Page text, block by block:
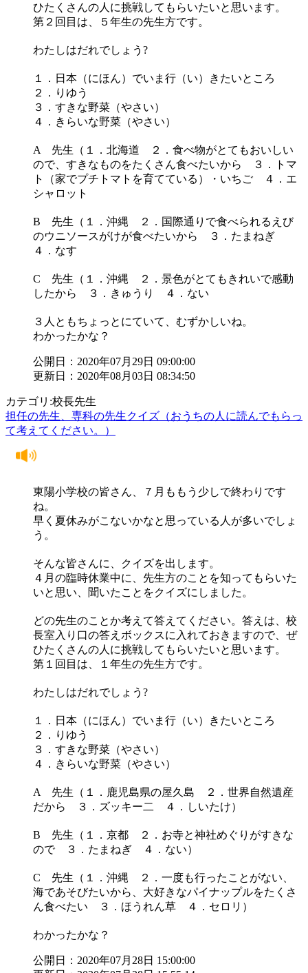
ひたくさんの人に挑戦してもらいたいと思います。
第２回目は、５年生の先生方です。
わたしはだれでしょう?
１．日本（にほん）でいま行（い）きたいところ
２．りゆう
３．すきな野菜（やさい）
４．きらいな野菜（やさい）
A 先生（１．北海道 ２．食べ物がとてもおいしい
ので、すきなものをたくさん食べたいから ３．トマ
ト（家でプチトマトを育てている）・いちご ４．エ
シャロット
B 先生（１．沖縄 ２．国際通りで食べられるえび
のウニソースがけが食べたいから ３．たまねぎ
４．なす
C 先生（１．沖縄 ２．景色がとてもきれいで感動
したから ３．きゅうり ４．ない
３人ともちょっとにていて、むずかしいね。
わかったかな？
公開日：2020年07月29日 09:00:00
更新日：2020年08月03日 08:34:50
カテゴリ:校長先生
担任の先生、専科の先生クイズ（おうちの人に読んでもらっ
て考えてください。）
東陽小学校の皆さん、７月ももう少しで終わりです
ね。
早く夏休みがこないかなと思っている人が多いでしょ
う。
そんな皆さんに、クイズを出します。
４月の臨時休業中に、先生方のことを知ってもらいた
いと思い、聞いたことをクイズにしました。
どの先生のことか考えて答えてください。答えは、校
長室入り口の答えボックスに入れておきますので、ぜ
ひたくさんの人に挑戦してもらいたいと思います。
第１回目は、１年生の先生方です。
わたしはだれでしょう?
１．日本（にほん）でいま行（い）きたいところ
２．りゆう
３．すきな野菜（やさい）
４．きらいな野菜（やさい）
A 先生（１．鹿児島県の屋久島 ２．世界自然遺産
だから ３．ズッキー二 ４．しいたけ）
B 先生（１．京都 ２．お寺と神社めぐりがすきな
ので ３．たまねぎ ４．ない）
C 先生（１．沖縄 ２．一度も行ったことがない、
海であそびたいから、大好きなパイナップルをたくさ
ん食べたい ３．ほうれん草 ４．セロリ）
わかったかな？
公開日：2020年07月28日 15:00:00